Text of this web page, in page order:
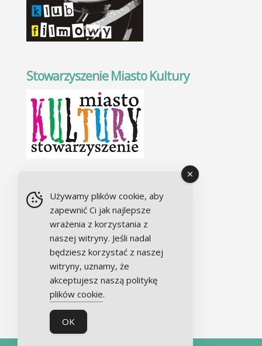
Stowarzyszenie Miasto Kultury
Chór Alla camera
Używamy plików cookie, aby
zapewnić Ci jak najlepsze
wrażenia z korzystania z
naszej witryny. Jeśli nadal
będziesz korzystać z naszej
witryny, uznamy, że
akceptujesz naszą politykę
plików cookie.
OK